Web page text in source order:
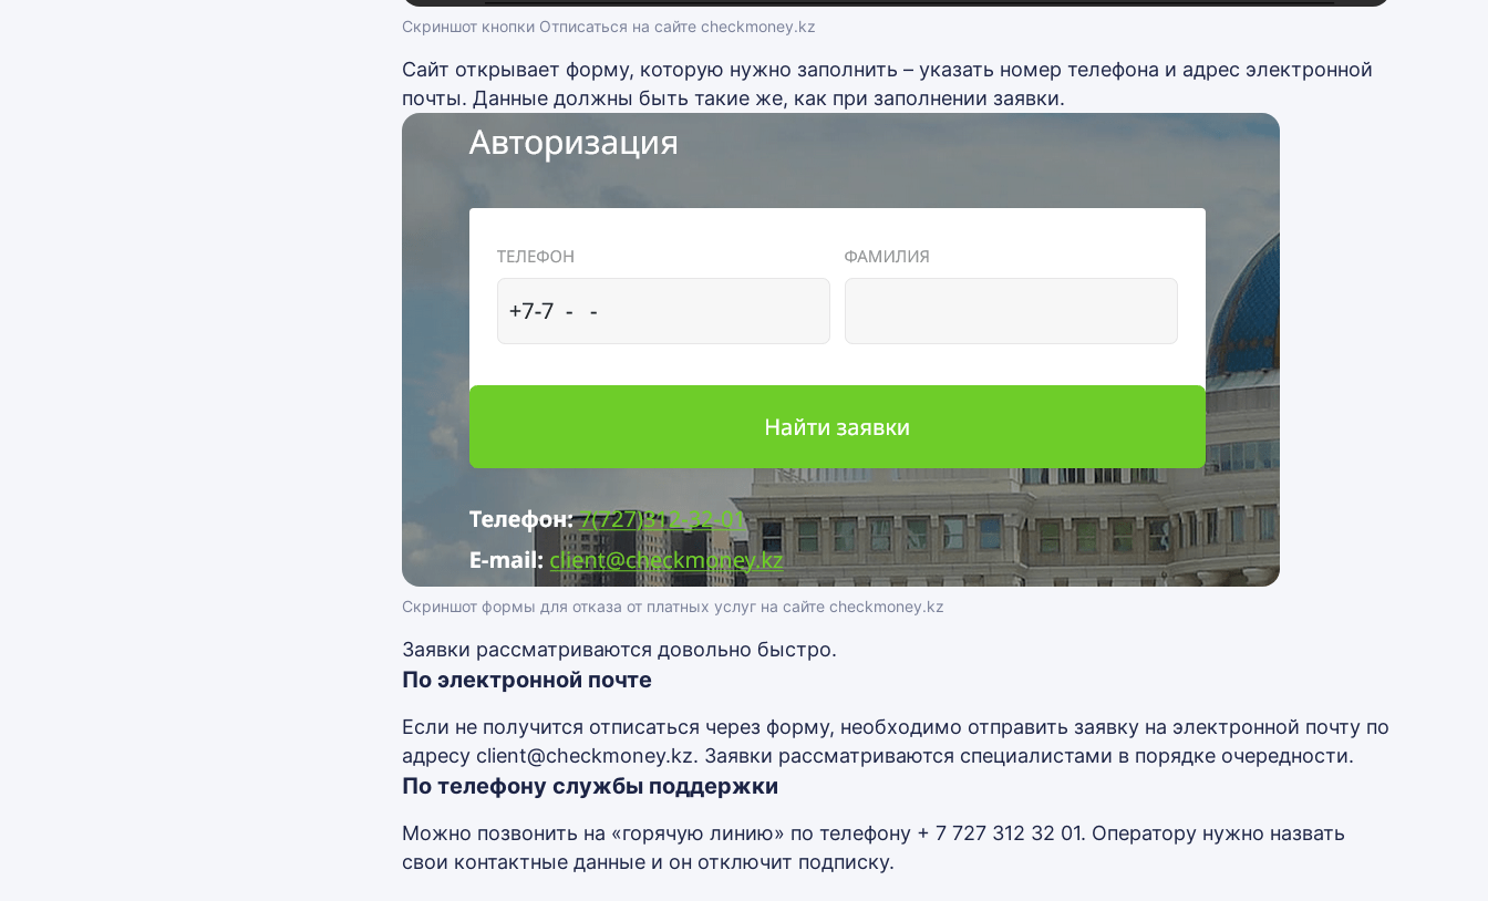
Скриншот кнопки Отписаться на сайте checkmoney.kz
Сайт открывает форму, которую нужно заполнить – указать номер телефона и адрес электронной
почты. Данные должны быть такие же, как при заполнении заявки.
Скриншот формы для отказа от платных услуг на сайте checkmoney.kz
Заявки рассматриваются довольно быстро.
По электронной почте
Если не получится отписаться через форму, необходимо отправить заявку на электронной почту по
адресу client@checkmoney.kz. Заявки рассматриваются специалистами в порядке очередности.
По телефону службы поддержки
Можно позвонить на «горячую линию» по телефону + 7 727 312 32 01. Оператору нужно назвать
свои контактные данные и он отключит подписку.